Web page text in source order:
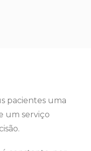
pacientes uma
um serviço